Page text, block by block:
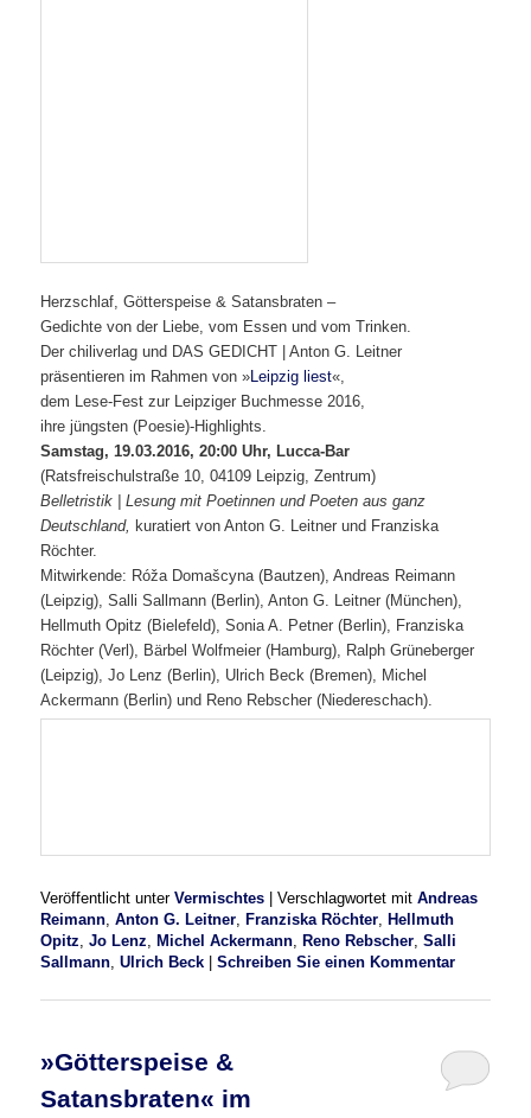
Herzschlaf, Götterspeise & Satansbraten –
Gedichte von der Liebe, vom Essen und vom Trinken.
Der chiliverlag und DAS GEDICHT | Anton G. Leitner
präsentieren im Rahmen von »Leipzig liest«,
dem Lese-Fest zur Leipziger Buchmesse 2016,
ihre jüngsten (Poesie)-Highlights.
Samstag, 19.03.2016, 20:00 Uhr, Lucca-Bar
(Ratsfreischulstraße 10, 04109 Leipzig, Zentrum)
Belletristik | Lesung mit Poetinnen und Poeten aus ganz
Deutschland,kuratiert von Anton G. Leitner und Franziska
Röchter.
Mitwirkende: Róža Domašcyna (Bautzen), Andreas Reimann
(Leipzig), Salli Sallmann (Berlin), Anton G. Leitner (München),
Hellmuth Opitz (Bielefeld), Sonia A. Petner (Berlin), Franziska
Röchter (Verl), Bärbel Wolfmeier (Hamburg), Ralph Grüneberger
(Leipzig), Jo Lenz (Berlin), Ulrich Beck (Bremen), Michel
Ackermann (Berlin) und Reno Rebscher (Niedereschach).
Veröffentlicht unter Vermischtes |Verschlagwortet mit Andreas
Reimann,Anton G. Leitner, Franziska Röchter, Hellmuth
Opitz,Jo Lenz, Michel Ackermann, Reno Rebscher,Salli
Sallmann,Ulrich Beck |Schreiben Sie einen Kommentar
»Götterspeise &
Satansbraten« im